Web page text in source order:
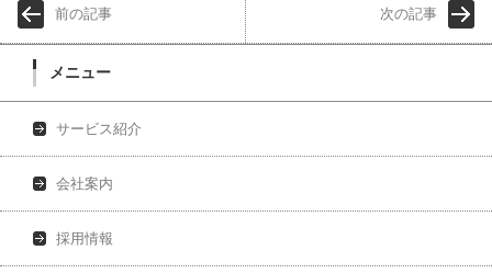
前の記事 次の記事
メニュー
サービス紹介
会社案内
採用情報